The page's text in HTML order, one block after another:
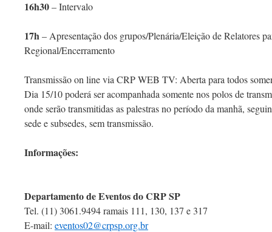
16h30– Intervalo
17h– Apresentação dos grupos/Plenária/Eleição de Relatores
Regional/Encerramento
Transmissão on line via CRP WEB TV: Aberta para todos
Dia 15/10 poderá ser acompanhada somente nos polos de
onde serão transmitidas as palestras no período da manhã,
sede e subsedes, sem transmissão.
Informações:
Departamento de Eventos do CRP SP
Tel. (11) 3061.9494 ramais 111, 130, 137 e 317
E-mail: eventos02@crpsp.org.br